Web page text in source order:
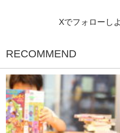
Xでフォローし
RECOMMEND